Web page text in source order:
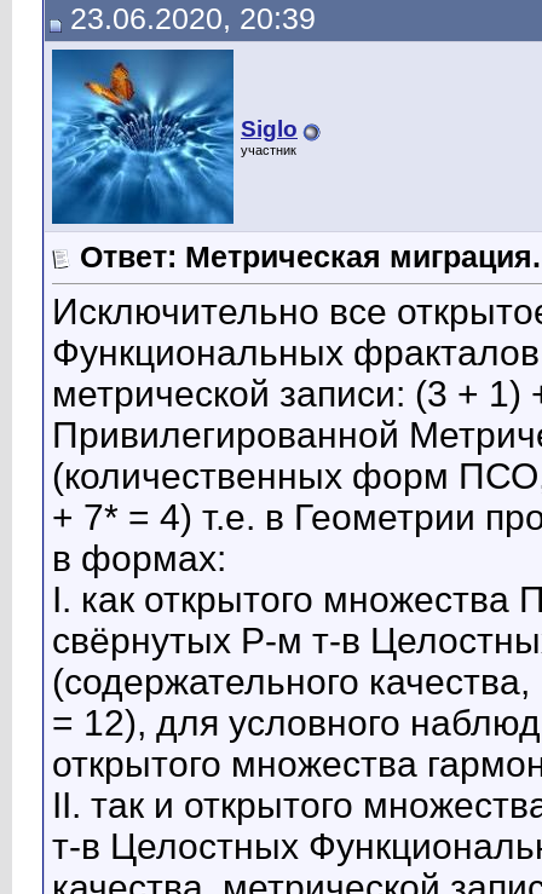
23.06.2020, 20:39
Siglo
участник
Ответ: Метрическая миграция.
Исключительно все
Функциональных
метрической записи: (3 +
Привилегированной
(количественных форм
+ 7* = 4) т.е. в Геометрии
в формах:
I. как открытого
свёрнутых Р-м т-в
(содержательного
= 12), для условного
открытого множества
II. так и открытого
т-в Целостных